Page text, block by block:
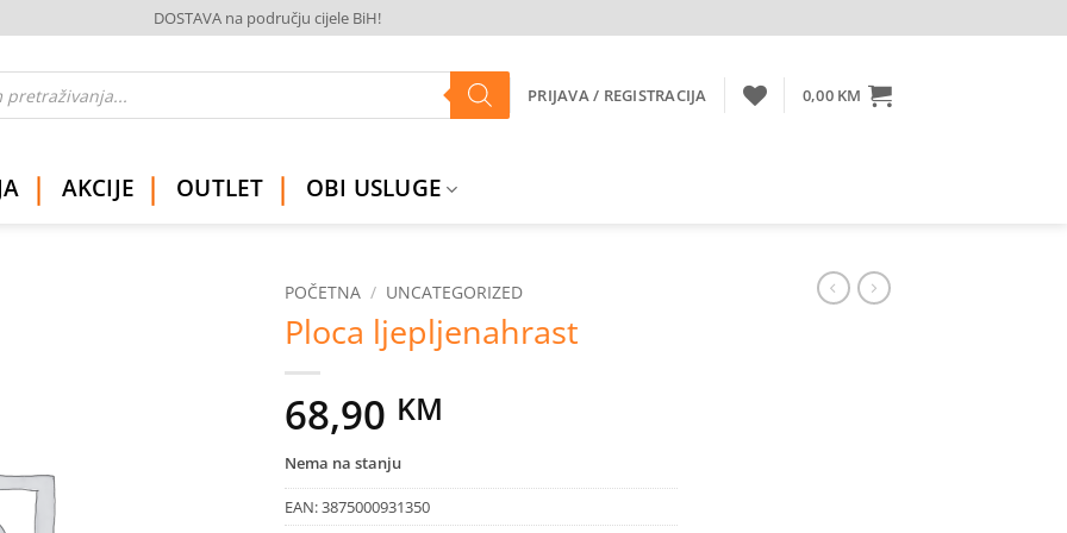
DOSTAVA na području cijele BiH!
PRIJAVA / REGISTRACIJA 0,00 KM
AKCIJE OUTLET OBI USLUGE
POČETNA / UNCATEGORIZED
Ploca ljepljenahrast
68,90 KM
Nema na stanju
EAN:3875000931350